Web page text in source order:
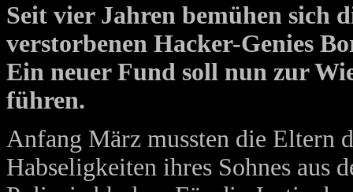
Seit vier Jahren bemühen sich
verstorbenen Hacker-Genies
Ein neuer Fund soll nun zur
führen.
Anfang März mussten die Eltern
Habseligkeiten ihres Sohnes aus